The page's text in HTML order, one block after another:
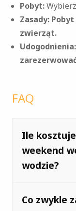
Pobyt:
Zasady:
zwierząt.
Udogodnienia:
FAQ
Ile
weekend
wodzie?
Koszt zależy
pobytu. Poza
Co zwykle